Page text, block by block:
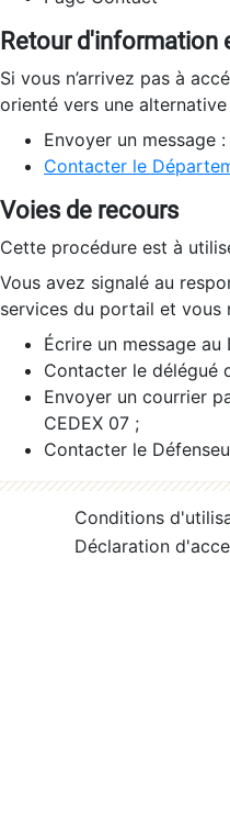
Retour d'information
Si vous n’arrivez pas à
orienté vers une
Envoyer un message :
Contacter le
Voies de recours
Cette procédure est à
Vous avez signalé au
services du portail et vous
Écrire un message
Contacter le délégué
Envoyer un courrier
CEDEX 07 ;
Contacter le
Conditions
Déclaration